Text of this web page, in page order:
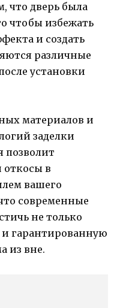
что дверь была
чтобы избежать
и создать
различные
установки
материалов и
заделки
позволит
откосы в
вашего
современные
не только
и гарантированную
из вне.